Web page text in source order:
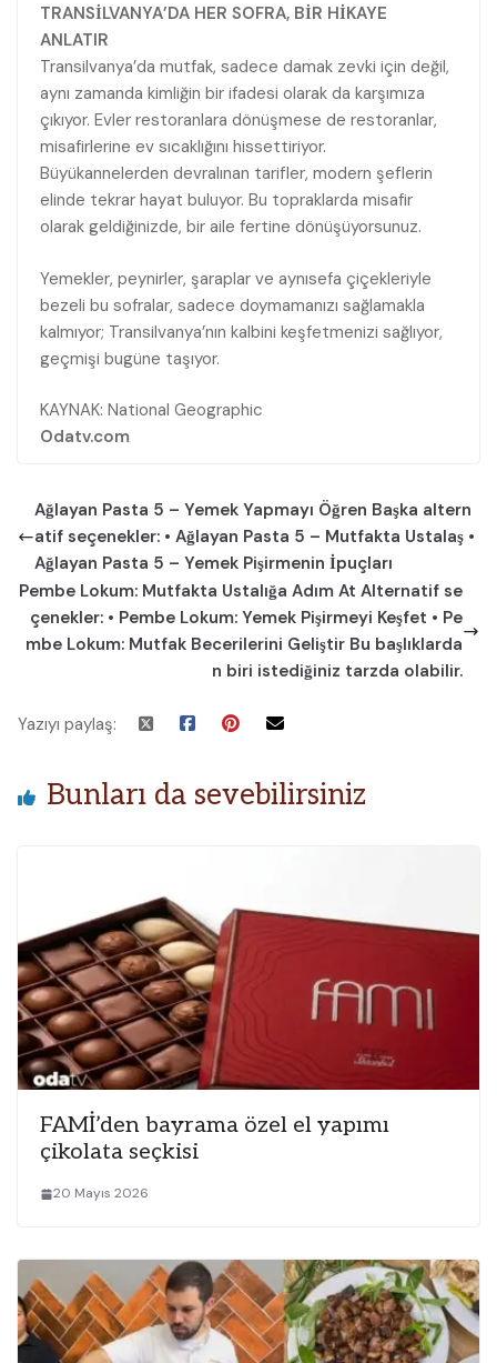
TRANSİLVANYA’DA HER SOFRA, BİR HİKAYE
ANLATIR
Transilvanya’da mutfak, sadece damak zevki için değil,
aynı zamanda kimliğin bir ifadesi olarak da karşımıza
çıkıyor. Evler restoranlara dönüşmese de restoranlar,
misafirlerine ev sıcaklığını hissettiriyor.
Büyükannelerden devralınan tarifler, modern şeflerin
elinde tekrar hayat buluyor. Bu topraklarda misafir
olarak geldiğinizde, bir aile fertine dönüşüyorsunuz.
Yemekler, peynirler, şaraplar ve aynısefa çiçekleriyle
bezeli bu sofralar, sadece doymamanızı sağlamakla
kalmıyor; Transilvanya’nın kalbini keşfetmenizi sağlıyor,
geçmişi bugüne taşıyor.
KAYNAK: National Geographic
Odatv.com
Ağlayan Pasta 5 – Yemek Yapmayı Öğren Başka altern
atif seçenekler: • Ağlayan Pasta 5 – Mutfakta Ustalaş •
Ağlayan Pasta 5 – Yemek Pişirmenin İpuçları
Pembe Lokum: Mutfakta Ustalığa Adım At Alternatif se
çenekler: • Pembe Lokum: Yemek Pişirmeyi Keşfet • Pe
mbe Lokum: Mutfak Becerilerini Geliştir Bu başlıklarda
n biri istediğiniz tarzda olabilir.
Yazıyı paylaş:
Bunları da sevebilirsiniz
FAMİ’den bayrama özel el yapımı
çikolata seçkisi
20 Mayıs 2026